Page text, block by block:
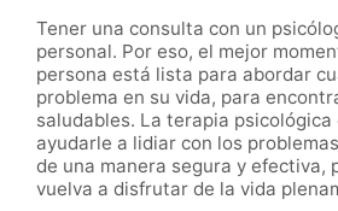
Tener una consulta con un
personal. Por eso, el mejor
persona está lista para abordar
problema en su vida, para
saludables. La terapia psicológica
ayudarle a lidiar con los
de una manera segura y efectiva,
vuelva a disfrutar de la vida